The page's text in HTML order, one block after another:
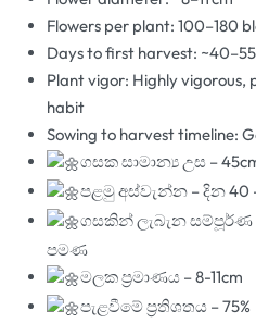
Flowers per plant: 100–180
Days to first harvest:
Plant vigor: Highly
habit
Sowing to harvest timeline:
ගසක සාමාන්ය උස –
පළමු අස්වැන්න – දින
ගසකින් ලැබැන සම්පූර්ණ
පමණ
මලක ප්රමාණය – 8-11cm
පැළවීමේ ප්රතිශතය – 75%